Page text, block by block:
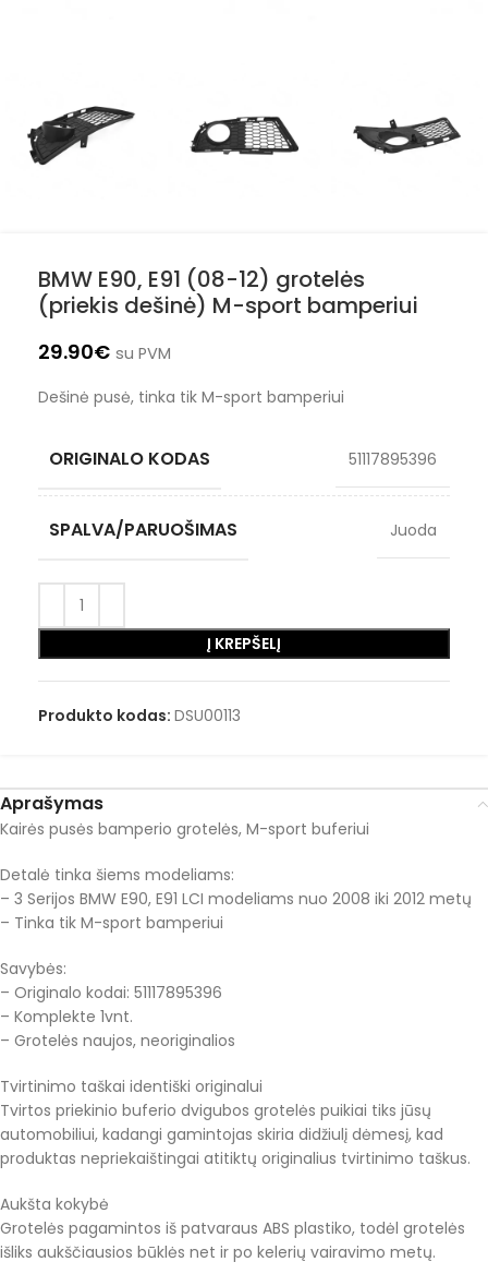
BMW E90, E91 (08-12) grotelės
(priekis dešinė) M-sport bamperiui
29.90€ su PVM
Dešinė pusė, tinka tik M-sport bamperiui
ORIGINALO KODAS 51117895396
SPALVA/PARUOŠIMAS Juoda
Į KREPŠELĮ
Produkto kodas: DSU00113
Aprašymas
Kairės pusės bamperio grotelės, M-sport buferiui
Detalė tinka šiems modeliams:
– 3 Serijos BMW E90, E91 LCI modeliams nuo 2008 iki 2012 metų
– Tinka tik M-sport bamperiui
Savybės:
– Originalo kodai: 51117895396
– Komplekte 1vnt.
– Grotelės naujos, neoriginalios
Tvirtinimo taškai identiški originalui
Tvirtos priekinio buferio dvigubos grotelės puikiai tiks jūsų
automobiliui, kadangi gamintojas skiria didžiulį dėmesį, kad
produktas nepriekaištingai atitiktų originalius tvirtinimo taškus.
Aukšta kokybė
Grotelės pagamintos iš patvaraus ABS plastiko, todėl grotelės
išliks aukščiausios būklės net ir po kelerių vairavimo metų.